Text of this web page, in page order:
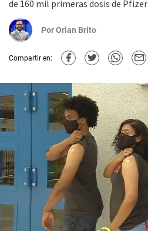
de 160 mil primeras dosis de Pfizer
PorOrian Brito
Compartir en: